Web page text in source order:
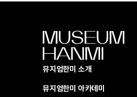
뮤지엄한미 소개
뮤지엄한미 아카데미